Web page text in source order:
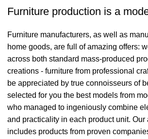
Furniture production is a
Furniture manufacturers, as well as
home goods, are full of amazing offers:
across both standard mass-produced
creations - furniture from professional
be appreciated by true connoisseurs of
selected for you the best models from
who managed to ingeniously combine
and practicality in each product unit. Our
includes products from proven